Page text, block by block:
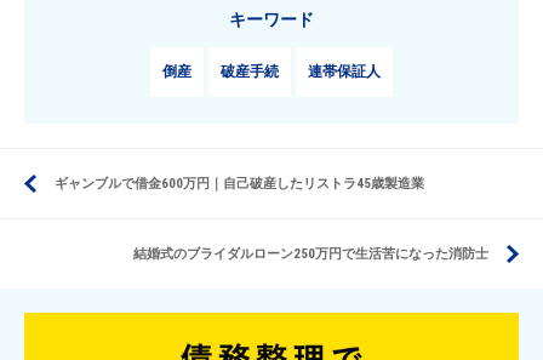
キーワード
倒産 破産手続 連帯保証人
ギャンブルで借金600万円｜自己破産したリストラ45歳製造業
結婚式のブライダルローン250万円で生活苦になった消防士